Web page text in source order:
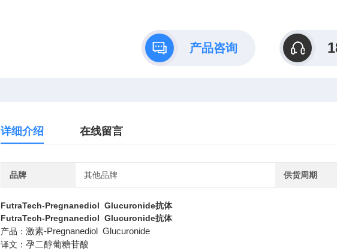
产品咨询
详细介绍 在线留言
品牌 其他品牌 供货周期
FutraTech-Pregnanediol Glucuronide抗体
FutraTech-Pregnanediol Glucuronide抗体
产品：激素-Pregnanediol Glucuronide
译文：孕二醇葡糖苷酸